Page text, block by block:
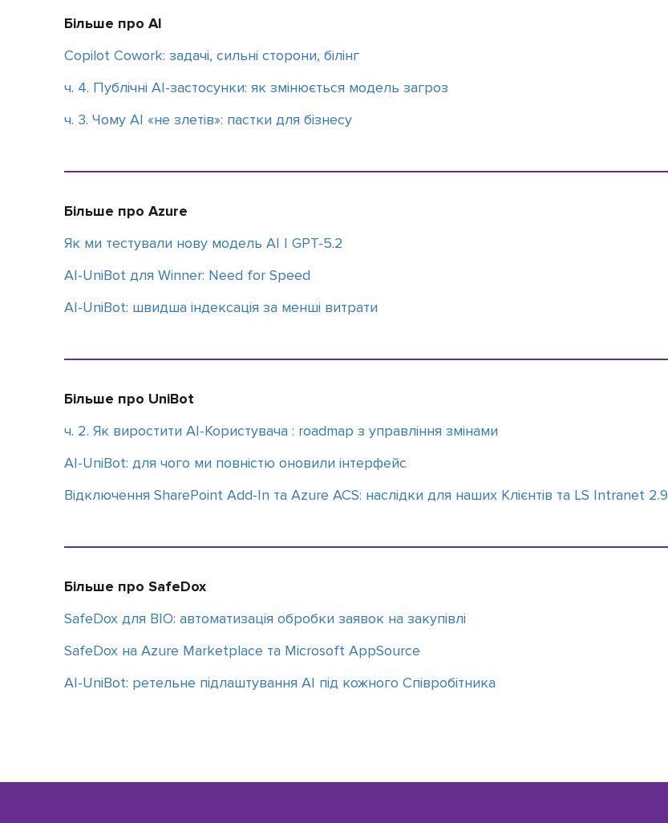
Більше про AI
Copilot Cowork: задачі, сильні сторони, білінг
ч. 4. Публічні AI-застосунки: як змінюється модель загроз
ч. 3. Чому АІ «не злетів»: пастки для бізнесу
Більше про Azure
Як ми тестували нову модель АІ | GPT-5.2
AI-UniBot для Winner: Need for Speed
AI-UniBot: швидша індексація за менші витрати
Більше про UniBot
ч. 2. Як виростити AI-Користувача : roadmap з управління змінами
АІ-UniBot: для чого ми повністю оновили інтерфейс
Відключення SharePoint Add-In та Azure ACS: наслідки для наших Клієнтів та LS Intranet 2.9
Більше про SafeDox
SafeDox для BIO: автоматизація обробки заявок на закупівлі
SafeDox на Azure Marketplace та Microsoft AppSource
АІ-UniBot: ретельне підлаштування АІ під кожного Співробітника